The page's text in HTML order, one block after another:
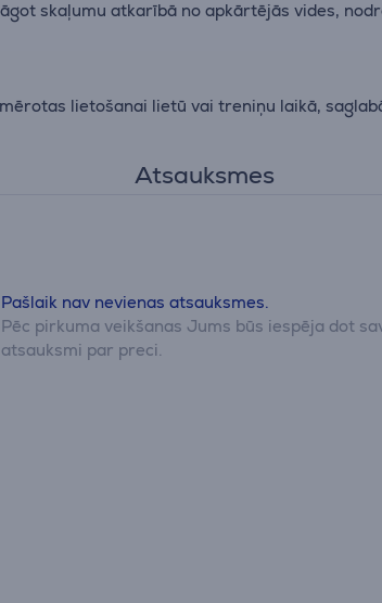
skaļumu atkarībā no apkārtējās vides,
lietošanai lietū vai treniņu laikā,
Atsauksmes
Pašlaik nav nevienas atsauksmes.
Pēc pirkuma veikšanas Jums būs iespēja dot
atsauksmi par preci.